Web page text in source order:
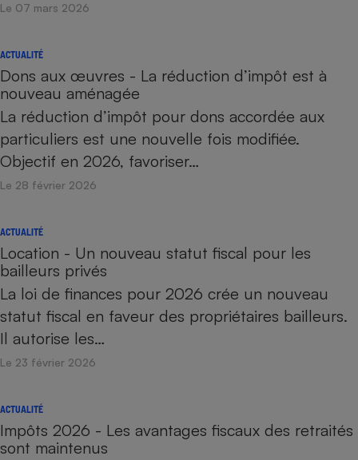
Le 07 mars 2026
ACTUALITÉ
Dons aux œuvres - La réduction d’impôt est à
nouveau aménagée
La réduction d’impôt pour dons accordée aux
particuliers est une nouvelle fois modifiée.
Objectif en 2026, favoriser…
Le 28 février 2026
ACTUALITÉ
Location - Un nouveau statut fiscal pour les
bailleurs privés
La loi de finances pour 2026 crée un nouveau
statut fiscal en faveur des propriétaires bailleurs.
Il autorise les…
Le 23 février 2026
ACTUALITÉ
Impôts 2026 - Les avantages fiscaux des retraités
sont maintenus